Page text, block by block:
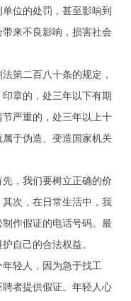
位的处罚，甚至影响到
来不良影响，损害社会
第二百八十条的规定，
章的，处三年以下有期
严重的，处三年以上十
于伪造、变造国家机关
，我们要树立正确的价
次，在日常生活中，我
作假证的电话号码。最
自己的合法权益。
轻人，因为急于找工
者提供假证。年轻人心